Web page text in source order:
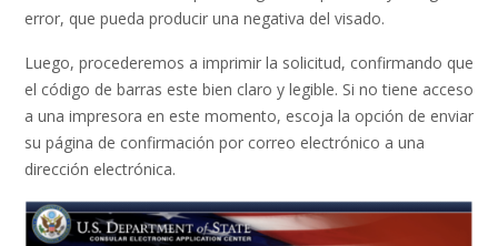
error, que pueda producir una negativa del visado.
Luego, procederemos a imprimir la solicitud, confirmando que
el código de barras este bien claro y legible. Si no tiene acceso
a una impresora en este momento, escoja la opción de enviar
su página de confirmación por correo electrónico a una
dirección electrónica.